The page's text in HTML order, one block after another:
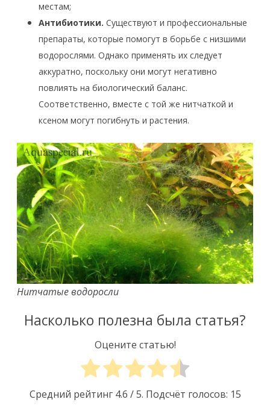
местам;
Антибиотики. Существуют и профессиональные
препараты, которые помогут в борьбе с низшими
водорослями. Однако применять их следует
аккуратно, поскольку они могут негативно
повлиять на биологический баланс.
Соответственно, вместе с той же нитчаткой и
ксеном могут погибнуть и растения.
Нитчатые водоросли
Насколько полезна была статья?
Оцените статью!
Средний рейтинг 4.6 / 5. Подсчёт голосов: 15